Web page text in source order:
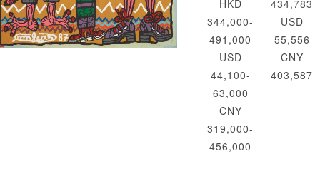
HKD
344,000-
491,000
USD
44,100-
63,000
CNY
319,000-
456,000
434,783
USD
55,556
CNY
403,587